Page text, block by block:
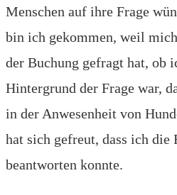
Menschen auf ihre Frage
bin ich gekommen, weil
der Buchung gefragt hat, ob
Hintergrund der Frage war,
in der Anwesenheit von
hat sich gefreut, dass ich die
beantworten konnte.